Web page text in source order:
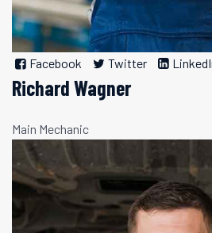
Facebook Twitter
Richard Wagner
Main Mechanic